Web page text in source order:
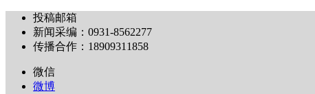
投稿邮箱
新闻采编：0931-8562277
传播合作：18909311858
微信
微博